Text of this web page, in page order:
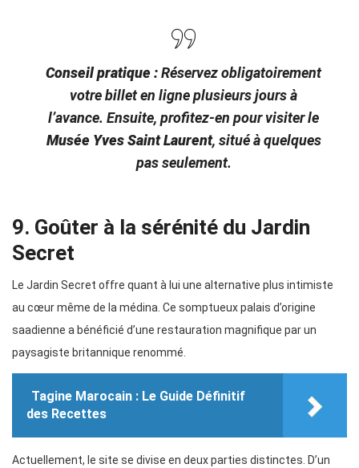
Conseil pratique :Réservez obligatoirement
votre billet en ligne plusieurs jours à
l’avance. Ensuite, profitez-en pour visiter le
Musée Yves Saint Laurent, situé à quelques
pas seulement.
9. Goûter à la sérénité du Jardin
Secret
Le Jardin Secret offre quant à lui une alternative plus intimiste
au cœur même de la médina. Ce somptueux palais d’origine
saadienne a bénéficié d’une restauration magnifique par un
paysagiste britannique renommé.
Tagine Marocain : Le Guide Définitif
des Recettes
Actuellement, le site se divise en deux parties distinctes. D’un